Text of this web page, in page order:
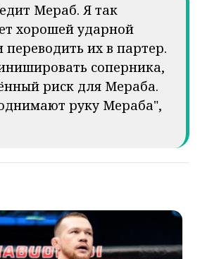
Мераб. Я так
хорошей ударной
их в партер.
соперника,
риск для Мераба.
руку Мераба",